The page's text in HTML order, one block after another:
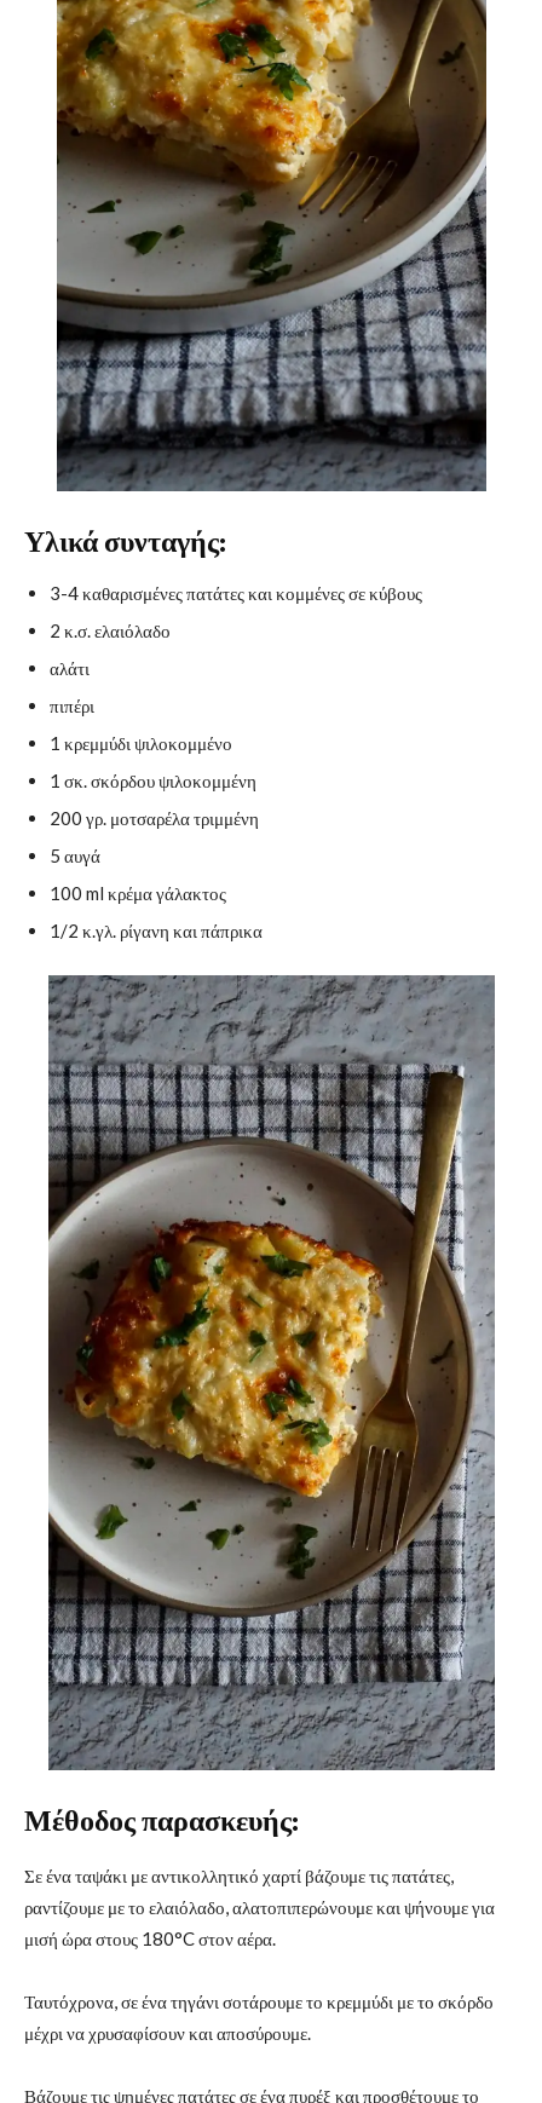
Υλικά συνταγής:
3-4 καθαρισμένες πατάτες και κομμένες σε κύβους
2 κ.σ. ελαιόλαδο
αλάτι
πιπέρι
1 κρεμμύδι ψιλοκομμένο
1 σκ. σκόρδου ψιλοκομμένη
200 γρ. μοτσαρέλα τριμμένη
5 αυγά
100 ml κρέμα γάλακτος
1/2 κ.γλ. ρίγανη και πάπρικα
Μέθοδος παρασκευής:
Σε ένα ταψάκι με αντικολλητικό χαρτί βάζουμε τις πατάτες,
ραντίζουμε με το ελαιόλαδο, αλατοπιπερώνουμε και ψήνουμε για
μισή ώρα στους 180°C στον αέρα.
Ταυτόχρονα, σε ένα τηγάνι σοτάρουμε το κρεμμύδι με το σκόρδο
μέχρι να χρυσαφίσουν και αποσύρουμε.
Βάζουμε τις ψημένες πατάτες σε ένα πυρέξ και προσθέτουμε το